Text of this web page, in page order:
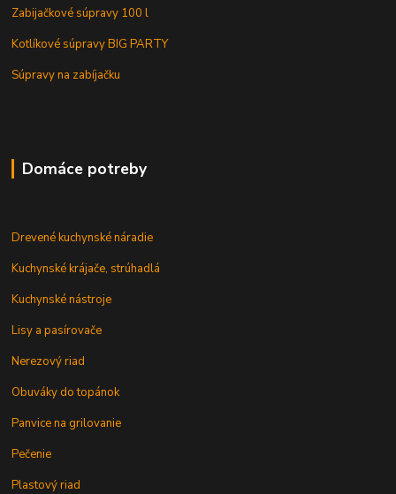
Zabijačkové súpravy 100 l
Kotlíkové súpravy BIG PARTY
Súpravy na zabíjačku
Domáce potreby
Drevené kuchynské náradie
Kuchynské krájače, strúhadlá
Kuchynské nástroje
Lisy a pasírovače
Nerezový riad
Obuváky do topánok
Panvice na grilovanie
Pečenie
Plastový riad